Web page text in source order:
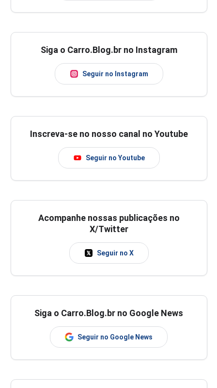
Siga o Carro.Blog.br no Instagram
Seguir no Instagram
Inscreva-se no nosso canal no Youtube
Seguir no Youtube
Acompanhe nossas publicações no
X/Twitter
Seguir no X
Siga o Carro.Blog.br no Google News
Seguir no Google News